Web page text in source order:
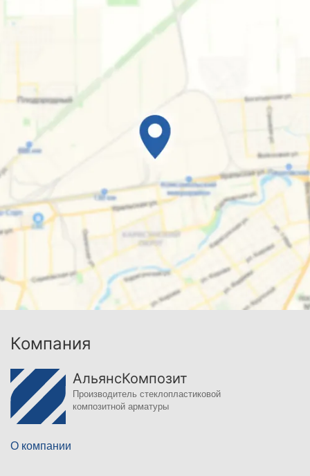
Компания
АльянсКомпозит
Производитель стеклопластиковой
композитной арматуры
О компании